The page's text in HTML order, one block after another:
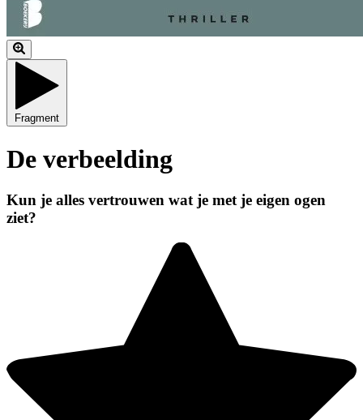
Fragment
De verbeelding
Kun je alles vertrouwen wat je met je eigen ogen
ziet?